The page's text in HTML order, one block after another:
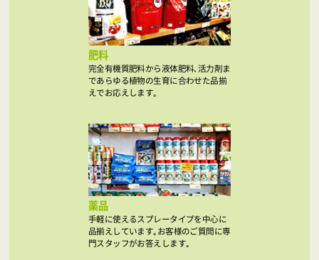
肥料
完全有機質肥料から液体肥料､活力剤ま
であらゆる植物の生育に合わせた品揃
えでお応えします｡
薬品
手軽に使えるスプレータイプを中心に
品揃えしています｡お客様のご質問に専
門スタッフがお答えします｡